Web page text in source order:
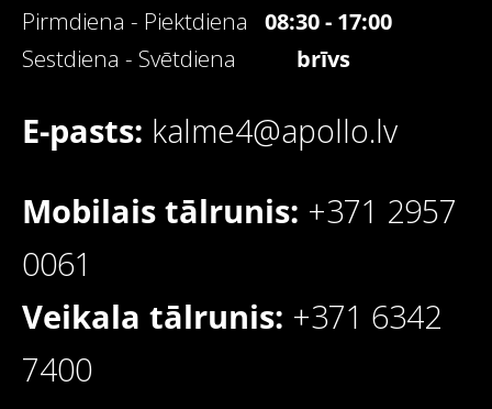
Pirmdiena - Piektdiena 08:30 - 17:00
Sestdiena - Svētdiena brīvs
E-pasts: kalme4@apollo.lv
Mobilais tālrunis: +371 2957
0061
Veikala tālrunis: +371 6342
7400